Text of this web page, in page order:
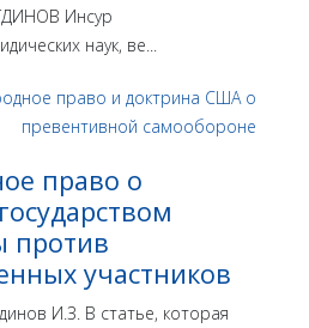
Инсур
наук, ве...
право о
против
участников
И.З. В статье, которая